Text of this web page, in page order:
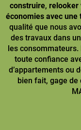
construire, relooker
économies avec une
qualité que nous
des travaux dans
les
toute confiance
d’appartements ou
bien fait, gage